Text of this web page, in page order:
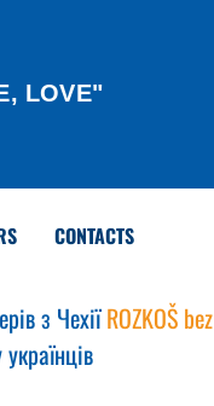
LOVE"
CONTACTS
з Чехії ROZKOŠ bez